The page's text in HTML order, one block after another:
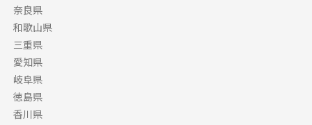
奈良県
和歌山県
三重県
愛知県
岐阜県
徳島県
香川県